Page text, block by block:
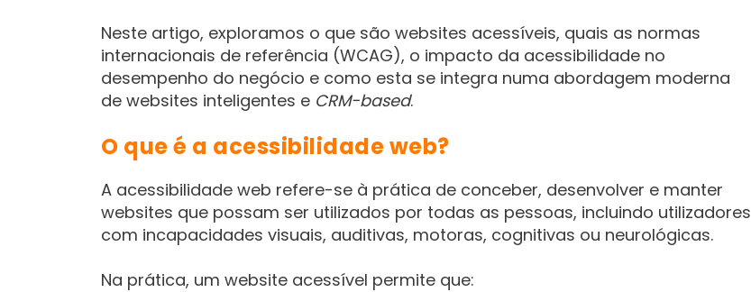
Neste artigo, exploramos o que são websites acessíveis, quais as normas
internacionais de referência (WCAG), o impacto da acessibilidade no
desempenho do negócio e como esta se integra numa abordagem moderna
de websites inteligentes e CRM-based.
O que é a acessibilidade web?
A acessibilidade web refere-se à prática de conceber, desenvolver e manter
websites que possam ser utilizados por todas as pessoas, incluindo utilizadores
com incapacidades visuais, auditivas, motoras, cognitivas ou neurológicas.
Na prática, um website acessível permite que: